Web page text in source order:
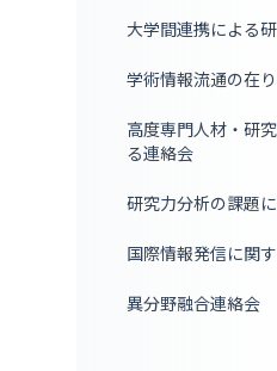
大学間連携による
学術情報流通の在
高度専門人材・研
る連絡会
研究力分析の課題
国際情報発信に関
異分野融合連絡会